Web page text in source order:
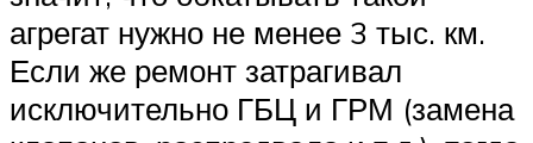
агрегат нужно не менее 3 тыс. км.
Если же ремонт затрагивал
исключительно ГБЦ и ГРМ (замена